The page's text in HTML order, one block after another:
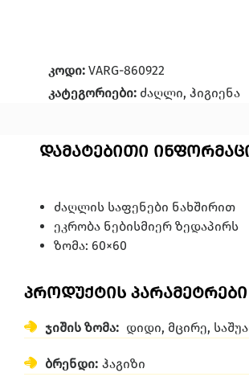
კოდი: VARG-860922
კატეგორიები: ძაღლი, ჰიგიენა
დამატებითი
ძაღლის საფენები ნახშირით
ეკრობა ნებისმიერ ზედაპირს
ზომა: 60×60
პროდუქტის პარამეტრები
ჯიშის ზომა: დიდი, მცირე,
ბრენდი: ჰაგიზი